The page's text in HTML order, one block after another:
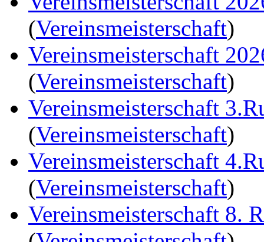
(Vereinsmeisterschaft)
Vereinsmeisterschaft
(Vereinsmeisterschaft)
Vereinsmeisterschaft
(Vereinsmeisterschaft)
Vereinsmeisterschaft
(Vereinsmeisterschaft)
Vereinsmeisterschaft 8.